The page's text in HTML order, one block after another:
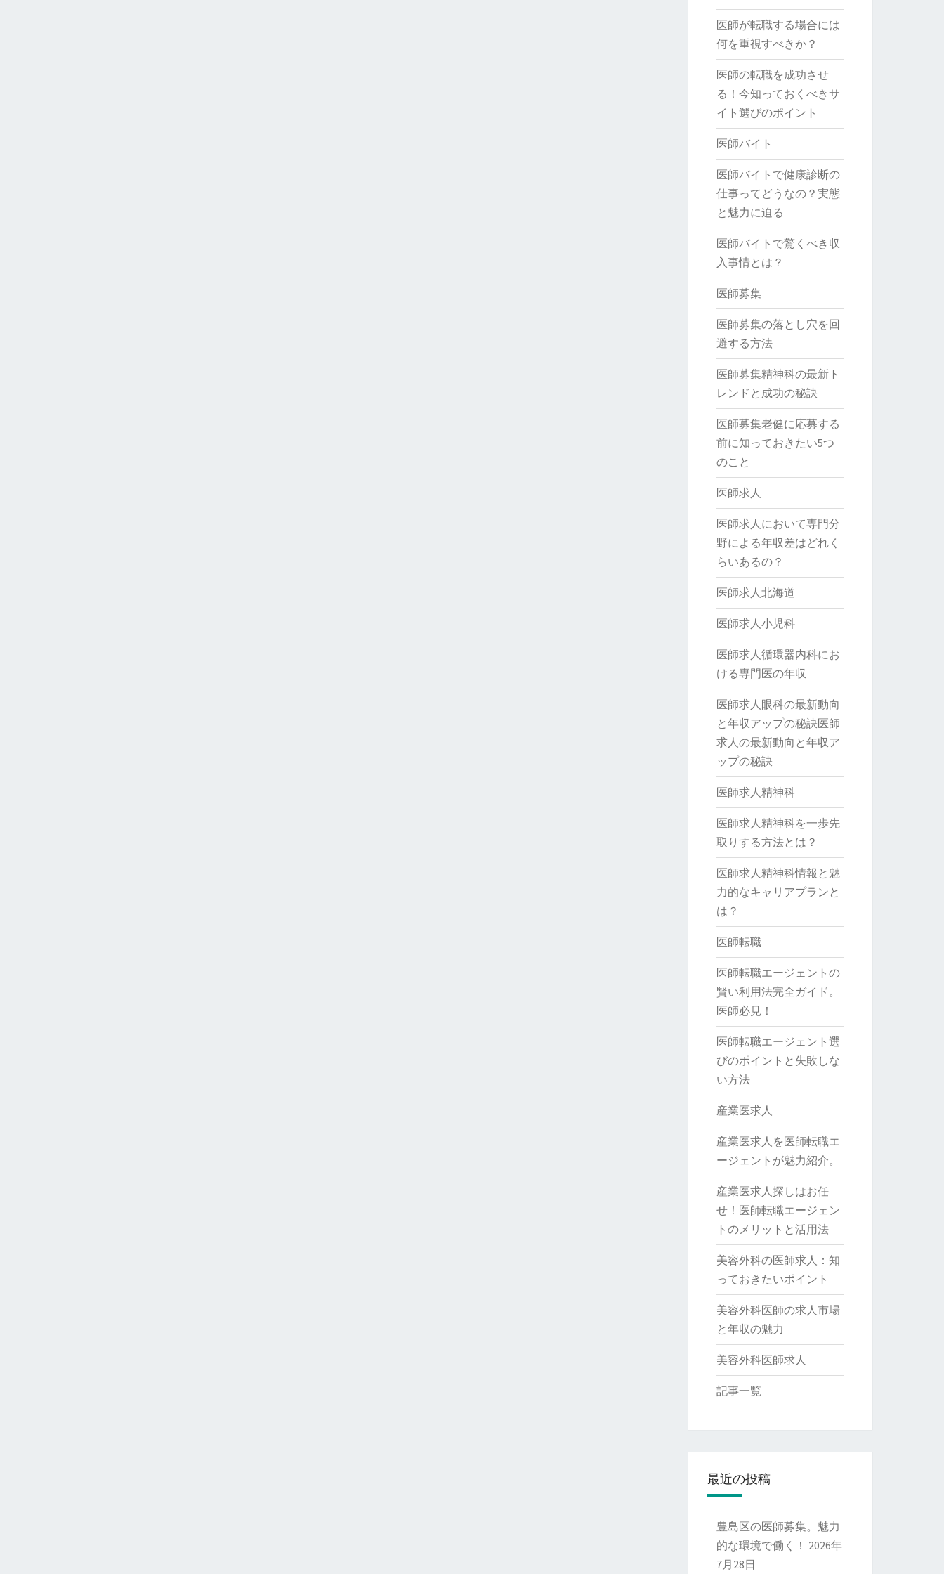
医師が転職する場合には
何を重視すべきか？
医師の転職を成功させ
る！今知っておくべきサ
イト選びのポイント
医師バイト
医師バイトで健康診断の
仕事ってどうなの？実態
と魅力に迫る
医師バイトで驚くべき収
入事情とは？
医師募集
医師募集の落とし穴を回
避する方法
医師募集精神科の最新ト
レンドと成功の秘訣
医師募集老健に応募する
前に知っておきたい5つ
のこと
医師求人
医師求人において専門分
野による年収差はどれく
らいあるの？
医師求人北海道
医師求人小児科
医師求人循環器内科にお
ける専門医の年収
医師求人眼科の最新動向
と年収アップの秘訣医師
求人の最新動向と年収ア
ップの秘訣
医師求人精神科
医師求人精神科を一歩先
取りする方法とは？
医師求人精神科情報と魅
力的なキャリアプランと
は？
医師転職
医師転職エージェントの
賢い利用法完全ガイド。
医師必見！
医師転職エージェント選
びのポイントと失敗しな
い方法
産業医求人
産業医求人を医師転職エ
ージェントが魅力紹介。
産業医求人探しはお任
せ！医師転職エージェン
トのメリットと活用法
美容外科の医師求人：知
っておきたいポイント
美容外科医師の求人市場
と年収の魅力
美容外科医師求人
記事一覧
最近の投稿
豊島区の医師募集。魅力
的な環境で働く！ 2026年
7月28日